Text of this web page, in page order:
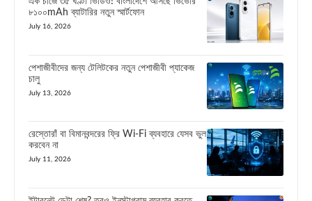
৮১০০mAh ব্যাটারির নতুন স্মার্টফোন
July 16, 2026
পেশাজীবীদের জন্য টেলিটকের নতুন পেশাজীবী প্যাকেজ
চালু
July 13, 2026
রেস্তোরাঁ বা বিমানবন্দরের ফ্রি Wi-Fi ব্যবহারে যেসব ভুল
করবেন না
July 11, 2026